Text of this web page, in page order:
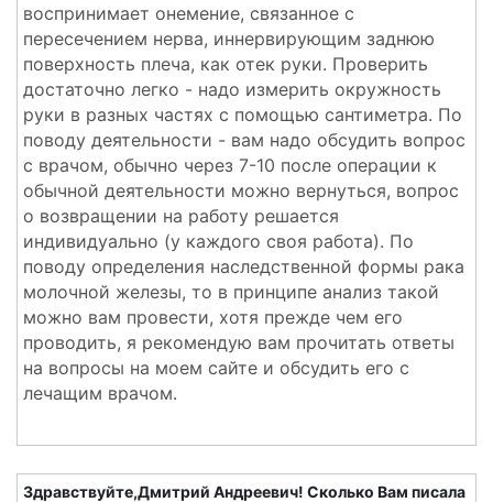
воспринимает онемение, связанное с
пересечением нерва, иннервирующим заднюю
поверхность плеча, как отек руки. Проверить
достаточно легко - надо измерить окружность
руки в разных частях с помощью сантиметра. По
поводу деятельности - вам надо обсудить вопрос
с врачом, обычно через 7-10 после операции к
обычной деятельности можно вернуться, вопрос
о возвращении на работу решается
индивидуально (у каждого своя работа). По
поводу определения наследственной формы рака
молочной железы, то в принципе анализ такой
можно вам провести, хотя прежде чем его
проводить, я рекомендую вам прочитать ответы
на вопросы на моем сайте и обсудить его с
лечащим врачом.
Здравствуйте,Дмитрий Андреевич! Сколько Вам писала